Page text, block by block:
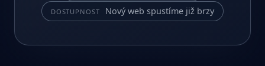
DOSTUPNOST Nový web spustíme již brzy